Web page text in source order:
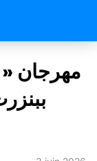
مهرجان «